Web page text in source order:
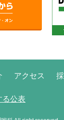
アクセス
る公表